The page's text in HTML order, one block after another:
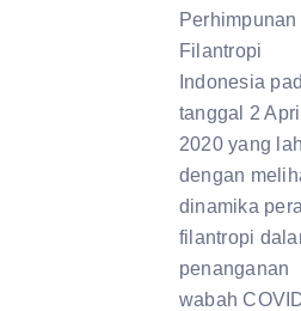
Perhimpunan
Filantropi
Indonesia
tanggal 2 April
2020 yang
dengan
dinamika
filantropi
penanganan
wabah